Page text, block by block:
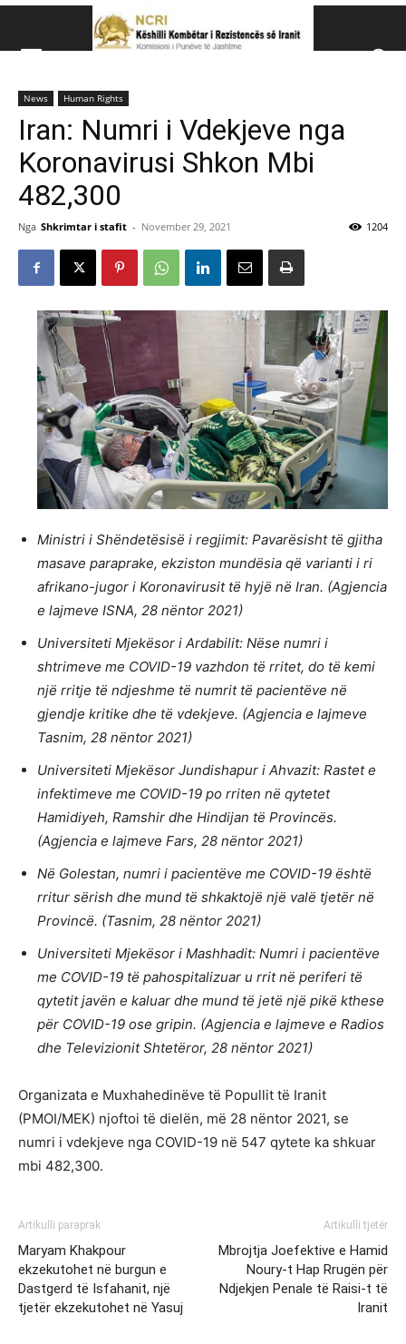
Këshillit Kombëtar të Rezistencës së Iranit (NCRI)
News Human Rights
Iran: Numri i Vdekjeve nga
Koronavirusi Shkon Mbi
482,300
Nga Shkrimtar i stafit - November 29, 2021 1204
Ministri i Shëndetësisë i regjimit: Pavarësisht të gjitha
masave paraprake, ekziston mundësia që varianti i ri
afrikano-jugor i Koronavirusit të hyjë në Iran. (Agjencia
e lajmeve ISNA, 28 nëntor 2021)
Universiteti Mjekësor i Ardabilit: Nëse numri i
shtrimeve me COVID-19 vazhdon të rritet, do të kemi
një rritje të ndjeshme të numrit të pacientëve në
gjendje kritike dhe të vdekjeve. (Agjencia e lajmeve
Tasnim, 28 nëntor 2021)
Universiteti Mjekësor Jundishapur i Ahvazit: Rastet e
infektimeve me COVID-19 po rriten në qytetet
Hamidiyeh, Ramshir dhe Hindijan të Provincës.
(Agjencia e lajmeve Fars, 28 nëntor 2021)
Në Golestan, numri i pacientëve me COVID-19 është
rritur sërish dhe mund të shkaktojë një valë tjetër në
Provincë. (Tasnim, 28 nëntor 2021)
Universiteti Mjekësor i Mashhadit: Numri i pacientëve
me COVID-19 të pahospitalizuar u rrit në periferi të
qytetit javën e kaluar dhe mund të jetë një pikë kthese
për COVID-19 ose gripin. (Agjencia e lajmeve e Radios
dhe Televizionit Shtetëror, 28 nëntor 2021)
Organizata e Muxhahedinëve të Popullit të Iranit
(PMOI/MEK) njoftoi të dielën, më 28 nëntor 2021, se
numri i vdekjeve nga COVID-19 në 547 qytete ka shkuar
mbi 482,300.
Artikulli paraprak
Maryam Khakpour
ekzekutohet në burgun e
Dastgerd të Isfahanit, një
tjetër ekzekutohet në Yasuj
Artikulli tjetër
Mbrojtja Joefektive e Hamid
Noury-t Hap Rrugën për
Ndjekjen Penale të Raisi-t të
Iranit